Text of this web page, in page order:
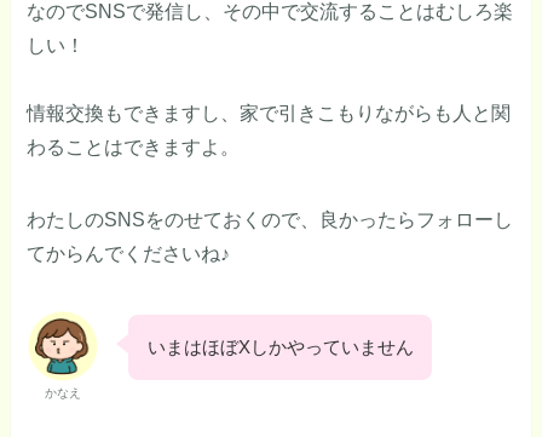
なのでSNSで発信し、その中で交流することはむしろ楽
しい！
情報交換もできますし、家で引きこもりながらも人と関
わることはできますよ。
わたしのSNSをのせておくので、良かったらフォローし
てからんでくださいね♪
かなえ
いまはほぼXしかやっていません